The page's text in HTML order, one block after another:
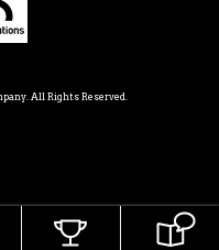
All Rights Reserved.